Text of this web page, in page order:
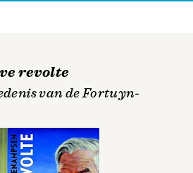
revolte
van de Fortuyn-